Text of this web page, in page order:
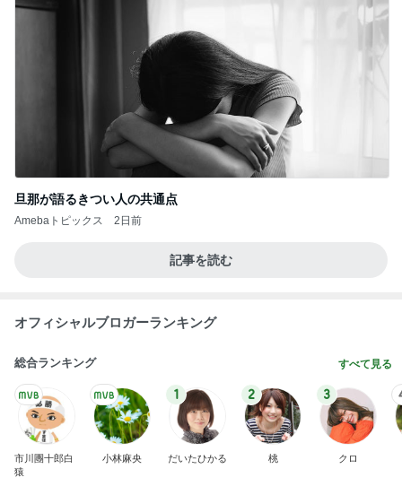
旦那が語るきつい人の共通点
Amebaトピックス 2日前
記事を読む
オフィシャルブロガーランキング
総合ランキング すべて見る
市川團十郎白
猿
小林麻央
1
だいたひかる
2
桃
3
クロ